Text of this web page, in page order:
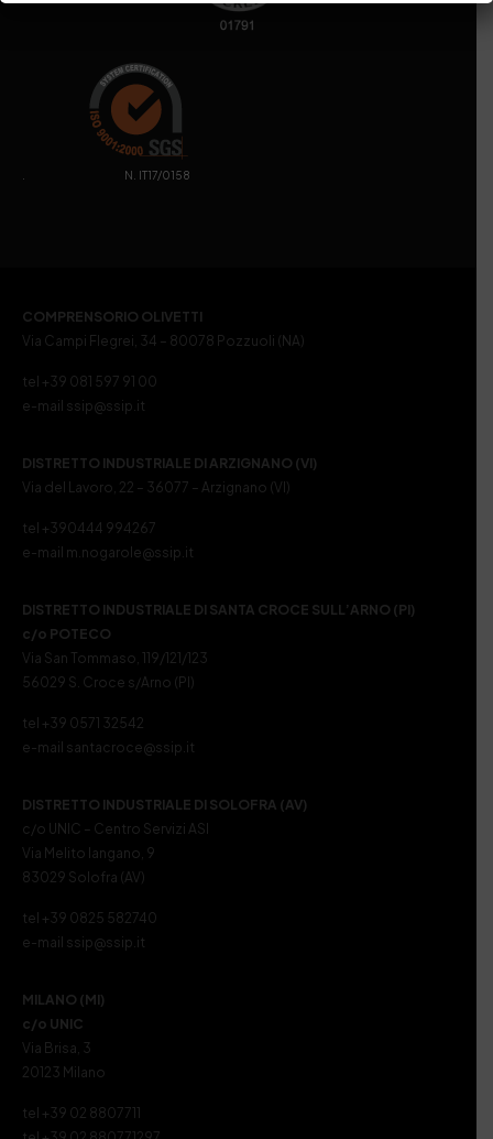
. N. IT17/0158
COMPRENSORIO OLIVETTI
Via Campi Flegrei, 34 – 80078 Pozzuoli (NA)
tel +39 081 597 91 00
e-mail ssip@ssip.it
DISTRETTO INDUSTRIALE DI ARZIGNANO (VI)
Via del Lavoro, 22 – 36077 – Arzignano (VI)
tel +390444 994267
e-mail m.nogarole@ssip.it
DISTRETTO INDUSTRIALE DI SANTA CROCE SULL’ARNO (PI)
c/o POTECO
Via San Tommaso, 119/121/123
56029 S. Croce s/Arno (PI)
tel +39 0571 32542
e-mail santacroce@ssip.it
DISTRETTO INDUSTRIALE DI SOLOFRA (AV)
c/o UNIC – Centro Servizi ASI
Via Melito Iangano, 9
83029 Solofra (AV)
tel +39 0825 582740
e-mail ssip@ssip.it
MILANO (MI)
c/o UNIC
Via Brisa, 3
20123 Milano
tel +39 02 8807711